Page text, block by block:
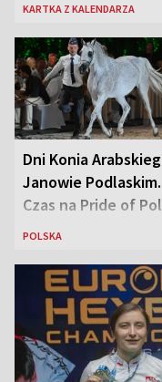
KARTKA Z KALENDARZA
Dni Konia
Janowie Podlaskim.
Czas na Pride of
POLSKA